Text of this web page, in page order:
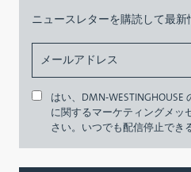
ニュースレターを購読して最新
はい、DMN-
に関するマーケティングメッ
さい。いつでも配信停止でき